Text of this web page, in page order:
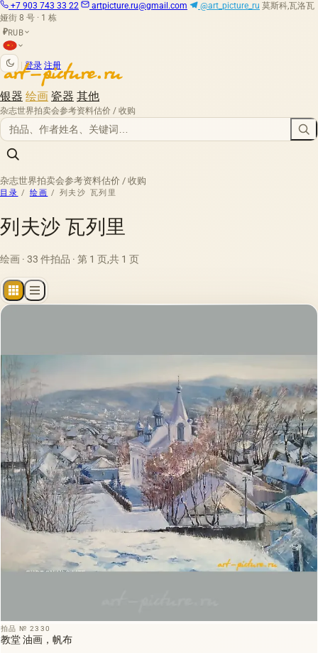
+7 903 743 33 22 artpicture.ru@gmail.com @art_picture_ru 莫斯科,瓦洛瓦
娅街 8 号 · 1 栋
₽RUB
登录 注册
银器 绘画 瓷器 其他
杂志世界拍卖会参考资料估价 / 收购
杂志世界拍卖会参考资料估价 / 收购
目录 / 绘画 / 列夫沙 瓦列里
列夫沙 瓦列里
绘画 · 33 件拍品 · 第 1 页,共 1 页
拍品 № 2330
教堂 油画，帆布